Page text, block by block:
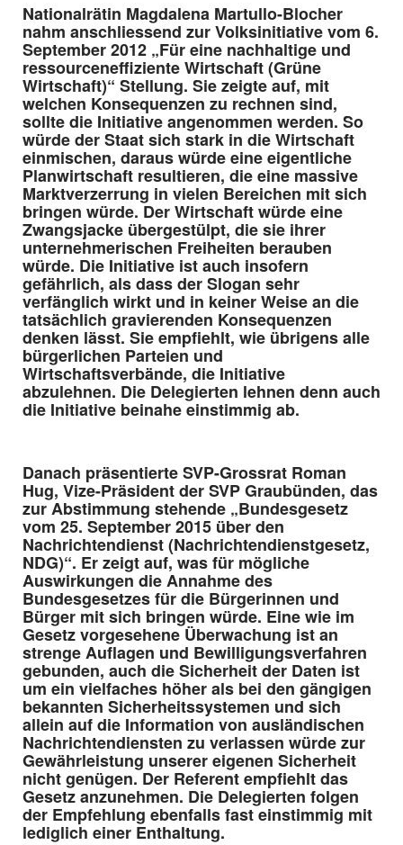
Nationalrätin Magdalena Martullo-Blocher
nahm anschliessend zur Volksinitiative vom 6.
September 2012 „Für eine nachhaltige und
ressourceneffiziente Wirtschaft (Grüne
Wirtschaft)“ Stellung. Sie zeigte auf, mit
welchen Konsequenzen zu rechnen sind,
sollte die Initiative angenommen werden. So
würde der Staat sich stark in die Wirtschaft
einmischen, daraus würde eine eigentliche
Planwirtschaft resultieren, die eine massive
Marktverzerrung in vielen Bereichen mit sich
bringen würde. Der Wirtschaft würde eine
Zwangsjacke übergestülpt, die sie ihrer
unternehmerischen Freiheiten berauben
würde. Die Initiative ist auch insofern
gefährlich, als dass der Slogan sehr
verfänglich wirkt und in keiner Weise an die
tatsächlich gravierenden Konsequenzen
denken lässt. Sie empfiehlt, wie übrigens alle
bürgerlichen Parteien und
Wirtschaftsverbände, die Initiative
abzulehnen. Die Delegierten lehnen denn auch
die Initiative beinahe einstimmig ab.
Danach präsentierte SVP-Grossrat Roman
Hug, Vize-Präsident der SVP Graubünden, das
zur Abstimmung stehende „Bundesgesetz
vom 25. September 2015 über den
Nachrichtendienst (Nachrichtendienstgesetz,
NDG)“. Er zeigt auf, was für mögliche
Auswirkungen die Annahme des
Bundesgesetzes für die Bürgerinnen und
Bürger mit sich bringen würde. Eine wie im
Gesetz vorgesehene Überwachung ist an
strenge Auflagen und Bewilligungsverfahren
gebunden, auch die Sicherheit der Daten ist
um ein vielfaches höher als bei den gängigen
bekannten Sicherheitssystemen und sich
allein auf die Information von ausländischen
Nachrichtendiensten zu verlassen würde zur
Gewährleistung unserer eigenen Sicherheit
nicht genügen. Der Referent empfiehlt das
Gesetz anzunehmen. Die Delegierten folgen
der Empfehlung ebenfalls fast einstimmig mit
lediglich einer Enthaltung.